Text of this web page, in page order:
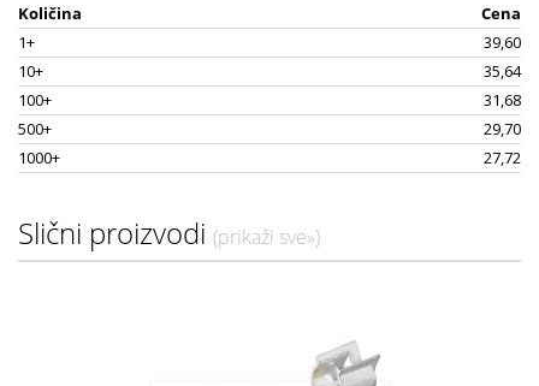
Količina
Cena
1+
39,60
10+
35,64
100+
31,68
500+
29,70
1000+
27,72
Slični proizvodi (prikaži sve»)